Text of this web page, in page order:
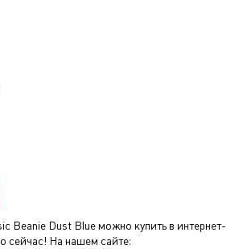
Beanie Dust Blueможно купить в интернет-
сейчас! На нашем сайте: